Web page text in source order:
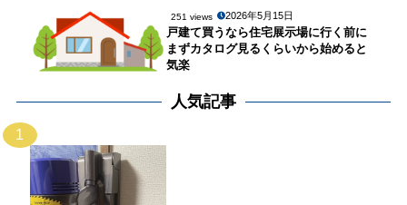
251 views 2026年5月15日
戸建て買うなら住宅展示場に行く前に
まずカタログ見るくらいから始めると
気楽
人気記事
1